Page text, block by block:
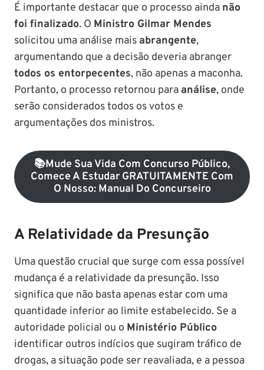
É importante destacar que o processo ainda não
foi finalizado. O Ministro Gilmar Mendes
solicitou uma análise mais abrangente,
argumentando que a decisão deveria abranger
todos os entorpecentes, não apenas a maconha.
Portanto, o processo retornou para análise, onde
serão considerados todos os votos e
argumentações dos ministros.
📚mude Sua Vida Com Concurso Público,
Comece A Estudar GRATUITAMENTE Com
O Nosso: Manual Do Concurseiro
A Relatividade da Presunção
Uma questão crucial que surge com essa possível
mudança é a relatividade da presunção. Isso
significa que não basta apenas estar com uma
quantidade inferior ao limite estabelecido. Se a
autoridade policial ou o Ministério Público
identificar outros indícios que sugiram tráfico de
drogas, a situação pode ser reavaliada, e a pessoa